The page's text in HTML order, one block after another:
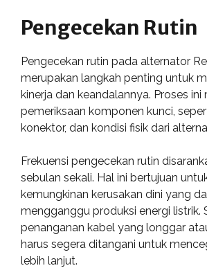
Pengecekan Rutin
Pengecekan rutin pada alternator
merupakan langkah penting untuk
kinerja dan keandalannya. Proses ini
pemeriksaan komponen kunci,
konektor, dan kondisi fisik dari
Frekuensi pengecekan rutin
sebulan sekali. Hal ini bertujuan
kemungkinan kerusakan dini yang
mengganggu produksi energi listrik.
penanganan kabel yang longgar
harus segera ditangani untuk
lebih lanjut.